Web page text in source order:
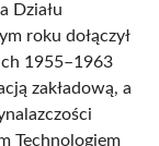
Działu
roku dołączył
1955–1963
zakładową, a
Technologiem